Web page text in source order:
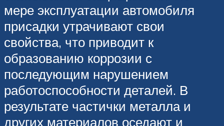
мере эксплуатации автомобиля
присадки утрачивают свои
свойства, что приводит к
образованию коррозии с
последующим нарушением
работоспособности деталей. В
результате частички металла и
других материалов оседают и